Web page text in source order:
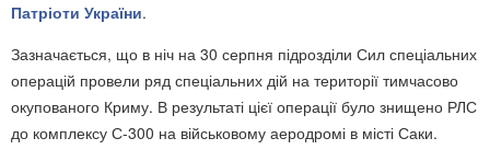
Патріоти України.
Зазначається, що в ніч на 30 серпня підрозділи Сил спеціальних
операцій провели ряд спеціальних дій на території тимчасово
окупованого Криму. В результаті цієї операції було знищено РЛС
до комплексу С-300 на військовому аеродромі в місті Саки.